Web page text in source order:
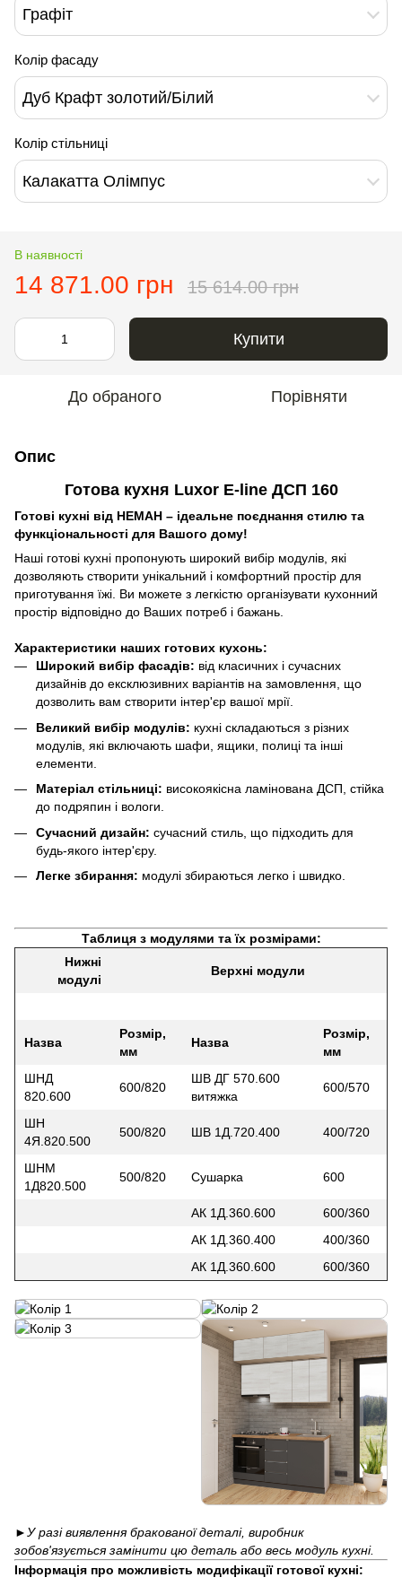
Графіт
Колір фасаду
Дуб Крафт золотий/Білий
Колір стільниці
Калакатта Олімпус
В наявності
14 871.00 грн 15 614.00 грн
Купити
До обраного Порівняти
Опис
Готова кухня Luxor E-line ДСП 160
Готові кухні від НЕМАН – ідеальне поєднання стилю та
функціональності для Вашого дому!
Наші готові кухні пропонують широкий вибір модулів, які
дозволяють створити унікальний і комфортний простір для
приготування їжі. Ви можете з легкістю організувати кухонний
простір відповідно до Ваших потреб і бажань.
Характеристики наших готових кухонь:
Широкий вибір фасадів: від класичних і сучасних
дизайнів до ексклюзивних варіантів на замовлення, що
дозволить вам створити інтер'єр вашої мрії.
Великий вибір модулів: кухні складаються з різних
модулів, які включають шафи, ящики, полиці та інші
елементи.
Матеріал стільниці: високоякісна ламінована ДСП, стійка
до подряпин і вологи.
Сучасний дизайн: сучасний стиль, що підходить для
будь-якого інтер'єру.
Легке збирання: модулі збираються легко і швидко.
Таблиця з модулями та їх розмірами:
Нижні
модулі
Верхні модули
Назва
Розмір,
мм
Назва
Розмір,
мм
ШНД
820.600
600/820
ШВ ДГ 570.600
витяжка
600/570
ШН
4Я.820.500
500/820 ШВ 1Д.720.400 400/720
ШНМ
1Д820.500
500/820 Сушарка 600
АК 1Д.360.600
600/360
АК 1Д.360.400
400/360
АК 1Д.360.600
600/360
►У разі виявлення бракованої деталі, виробник
зобов'язується замінити цю деталь або весь модуль кухні.
Інформація про можливість модифікації готової кухні: